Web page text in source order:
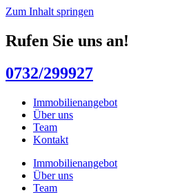
Zum Inhalt springen
Rufen Sie uns an!
0732/299927
Immobilienangebot
Über uns
Team
Kontakt
Immobilienangebot
Über uns
Team